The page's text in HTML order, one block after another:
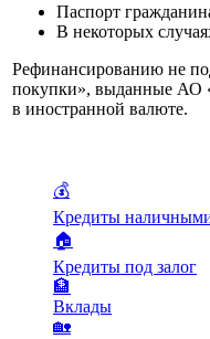
Паспорт
В некоторых
Рефинансированию не
покупки», выданные АО
в иностранной валюте.
💰
Кредиты
🏠
Кредиты под залог
🏦
Вклады
🏡